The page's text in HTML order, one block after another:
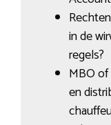
in de
regels?
MBO
en